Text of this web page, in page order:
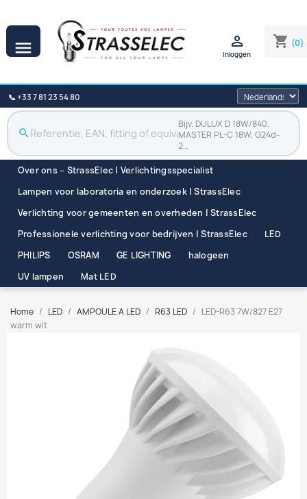
 shopping_cart (0)

Inloggen
📞 +33 7 81 23 54 80
search
Bijv. DULUX D 18W/840,
MASTER PL-C 18W, G24d-
2…
Over ons – StrassElec | Verlichtingsspecialist
Lampen voor laboratoria en onderzoek | StrassElec
Verlichting voor gemeenten en overheden | StrassElec
Professionele verlichting voor bedrijven | StrassElec
LED
PHILIPS
OSRAM GE LIGHTING
halogeen
UV lampen
Mat LED
Home LED AMPOULE A LED R63 LED
LED-R63 7W/827 E27
warm wit